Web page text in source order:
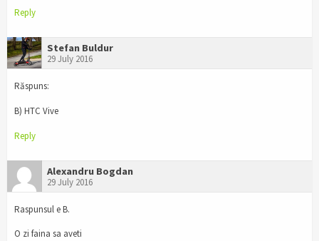
Reply
Stefan Buldur
29 July 2016
Răspuns:
B) HTC Vive
Reply
Alexandru Bogdan
29 July 2016
Raspunsul e B.
O zi faina sa aveti